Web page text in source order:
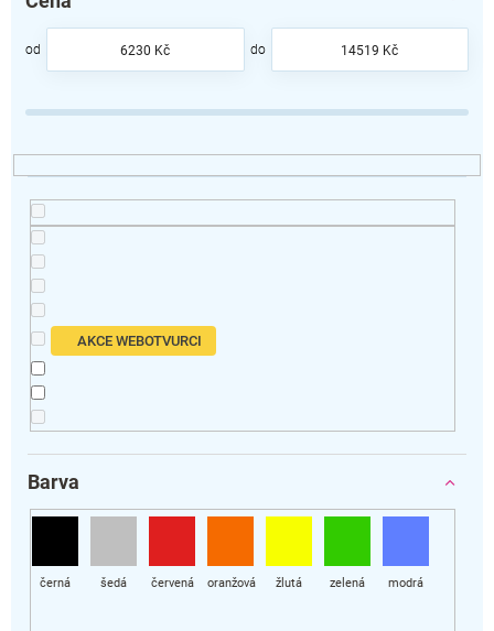
n
p
o
u
k
6230 Kč 14519 Kč
AKCE WEBOTVURCI
Barva